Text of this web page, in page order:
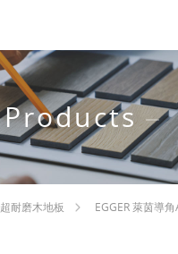
Products
超耐磨木地板
EGGER 萊茵導